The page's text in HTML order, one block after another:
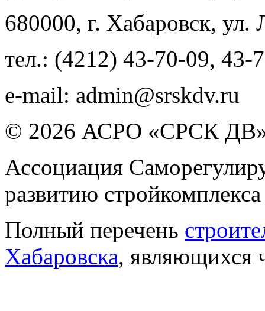
680000, г. Хабаровск, ул.
тел.: (4212) 43-70-09, 43-
e-mail: admin@srskdv.ru
© 2026 АСРО «СРСК
Ассоциация
развитию
Полный перечень
Хабаровска, являющихся